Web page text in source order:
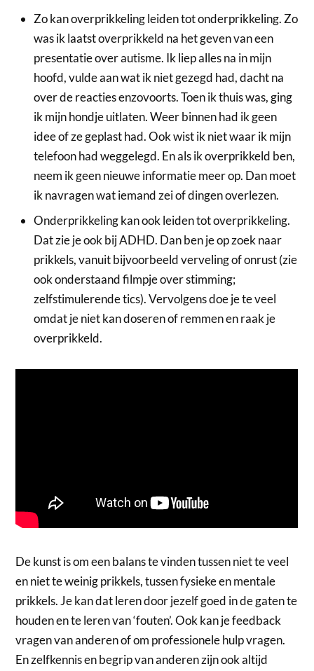
Zo kan overprikkeling leiden tot onderprikkeling. Zo
was ik laatst overprikkeld na het geven van een
presentatie over autisme. Ik liep alles na in mijn
hoofd, vulde aan wat ik niet gezegd had, dacht na
over de reacties enzovoorts. Toen ik thuis was, ging
ik mijn hondje uitlaten. Weer binnen had ik geen
idee of ze geplast had. Ook wist ik niet waar ik mijn
telefoon had weggelegd. En als ik overprikkeld ben,
neem ik geen nieuwe informatie meer op. Dan moet
ik navragen wat iemand zei of dingen overlezen.
Onderprikkeling kan ook leiden tot overprikkeling.
Dat zie je ook bij ADHD. Dan ben je op zoek naar
prikkels, vanuit bijvoorbeeld verveling of onrust (zie
ook onderstaand filmpje over stimming;
zelfstimulerende tics). Vervolgens doe je te veel
omdat je niet kan doseren of remmen en raak je
overprikkeld.
De kunst is om een balans te vinden tussen niet te veel
en niet te weinig prikkels, tussen fysieke en mentale
prikkels. Je kan dat leren door jezelf goed in de gaten te
houden en te leren van ‘fouten’. Ook kan je feedback
vragen van anderen of om professionele hulp vragen.
En zelfkennis en begrip van anderen zijn ook altijd